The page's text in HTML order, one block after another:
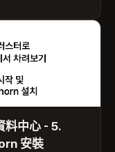
料中心 - 5.
安裝